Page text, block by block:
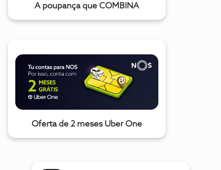
A poupança que COMBINA
Oferta de 2 meses Uber One